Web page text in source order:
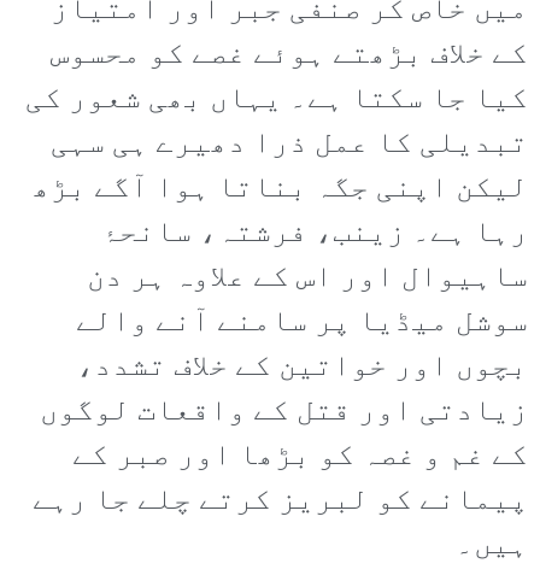
میں خاص کر صنفی جبر اور امتیاز
کے خلاف بڑھتے ہوئے غصے کو محسوس
کیا جا سکتا ہے۔ یہاں بھی شعور کی
تبدیلی کا عمل ذرا دھیرے ہی سہی
لیکن اپنی جگہ بناتا ہوا آگے بڑھ
رہا ہے۔ زینب، فرشتہ، سانحۂ
ساہیوال اور اس کے علاوہ ہر دن
سوشل میڈیا پر سامنے آنے والے
بچوں اور خواتین کے خلاف تشدد،
زیادتی اور قتل کے واقعات لوگوں
کے غم و غصہ کو بڑھا اور صبر کے
پیمانے کو لبریز کرتے چلے جا رہے
ہیں۔